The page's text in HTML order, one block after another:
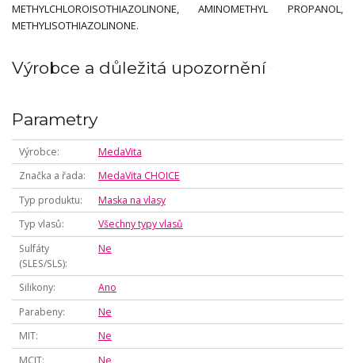
METHYLCHLOROISOTHIAZOLINONE, AMINOMETHYL PROPANOL,
METHYLISOTHIAZOLINONE.
Výrobce a důležitá upozornění
Parametry
Výrobce
MedaVita
Značka a řada
MedaVita CHOICE
Typ produktu
Maska na vlasy
Typ vlasů
Všechny typy vlasů
Sulfáty
(SLES/SLS)
Ne
Silikony
Ano
Parabeny
Ne
MIT
Ne
MCIT
Ne